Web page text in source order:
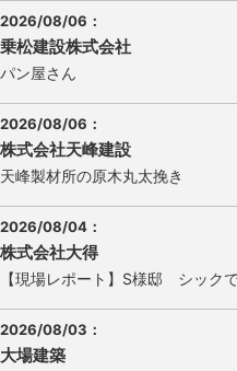
2026/08/06 ：
乗松建設株式会社
パン屋さん
2026/08/06 ：
株式会社天峰建設
天峰製材所の原木丸太挽き
2026/08/04 ：
株式会社大得
【現場レポート】S様邸 シック
2026/08/03 ：
大場建築